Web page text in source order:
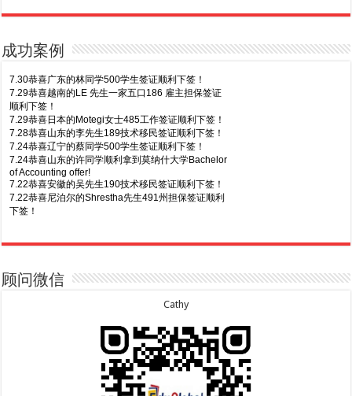
成功案例
Business offer！
8.6恭喜江苏的谢先生600旅游签证顺利下签，三年多
8.5恭喜江苏的杨女士190技术移民签证顺利下签！
8.3恭喜黑龙江的刘女士864父母签证顺利下签！
8.3恭喜天津的陈同学和妈妈590+500学生签证顺利
7.30恭喜广东的林同学500学生签证顺利下签！
7.29恭喜越南的LE 先生一家五口186 雇主担保签证
顺利下签！
7.29恭喜日本的Motegi女士485工作签证顺利下签！
7.28恭喜山东的李先生189技术移民签证顺利下签！
7.24恭喜辽宁的蔡同学500学生签证顺利下签！
7.24恭喜山东的许同学顺利拿到莫纳什大学Bachelor
of Accounting offer!
7.22恭喜安徽的吴先生190技术移民签证顺利下签！
7.22恭喜尼泊尔的Shrestha先生491州担保签证顺利
下签！
签！
7.15恭喜江苏的曹同学500学生签证顺利下签！
7.13恭喜广东的邓同学500学生签证顺利下签！
7.9恭喜广东的喻同学500学生签证顺利下签！
7.8恭喜黑龙江的刘女士600旅游签证顺利下签，三年
7.7恭喜北京的王先生和孩子600旅游签证顺利下签，
顾问微信
Cathy